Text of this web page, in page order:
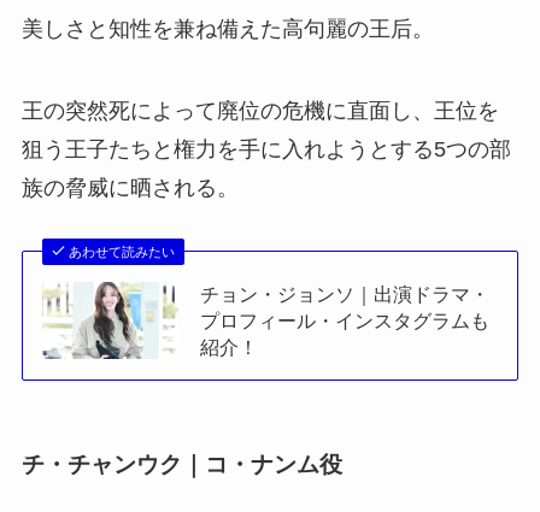
美しさと知性を兼ね備えた高句麗の王后。
王の突然死によって廃位の危機に直面し、王位を
狙う王子たちと権力を手に入れようとする5つの部
族の脅威に晒される。
あわせて読みたい
チョン・ジョンソ｜出演ドラマ・
プロフィール・インスタグラムも
紹介！
チ・チャンウク｜コ・ナンム役